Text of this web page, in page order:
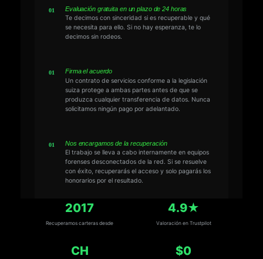
Evaluación gratuita en un plazo de 24 horas
Te decimos con sinceridad si es recuperable y qué
se necesita para ello. Si no hay esperanza, te lo
decimos sin rodeos.
Firma el acuerdo
Un contrato de servicios conforme a la legislación
suiza protege a ambas partes antes de que se
produzca cualquier transferencia de datos. Nunca
solicitamos ningún pago por adelantado.
Nos encargamos de la recuperación
El trabajo se lleva a cabo internamente en equipos
forenses desconectados de la red. Si se resuelve
con éxito, recuperarás el acceso y solo pagarás los
honorarios por el resultado.
2017
Recuperamos carteras desde
4.9★
Valoración en Trustpilot
CH $0